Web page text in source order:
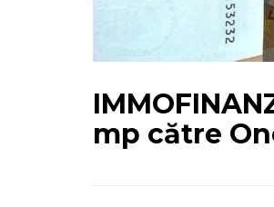
mp către